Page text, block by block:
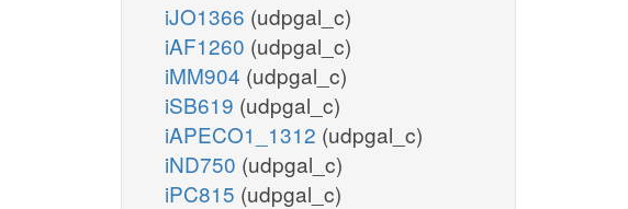
iJO1366 (udpgal_c)
iAF1260 (udpgal_c)
iMM904 (udpgal_c)
iSB619 (udpgal_c)
iAPECO1_1312 (udpgal_c)
iND750 (udpgal_c)
iPC815 (udpgal_c)